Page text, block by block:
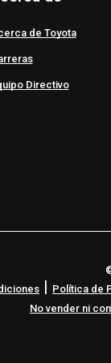
de Toyota
Directivo
| Política de
No vender ni